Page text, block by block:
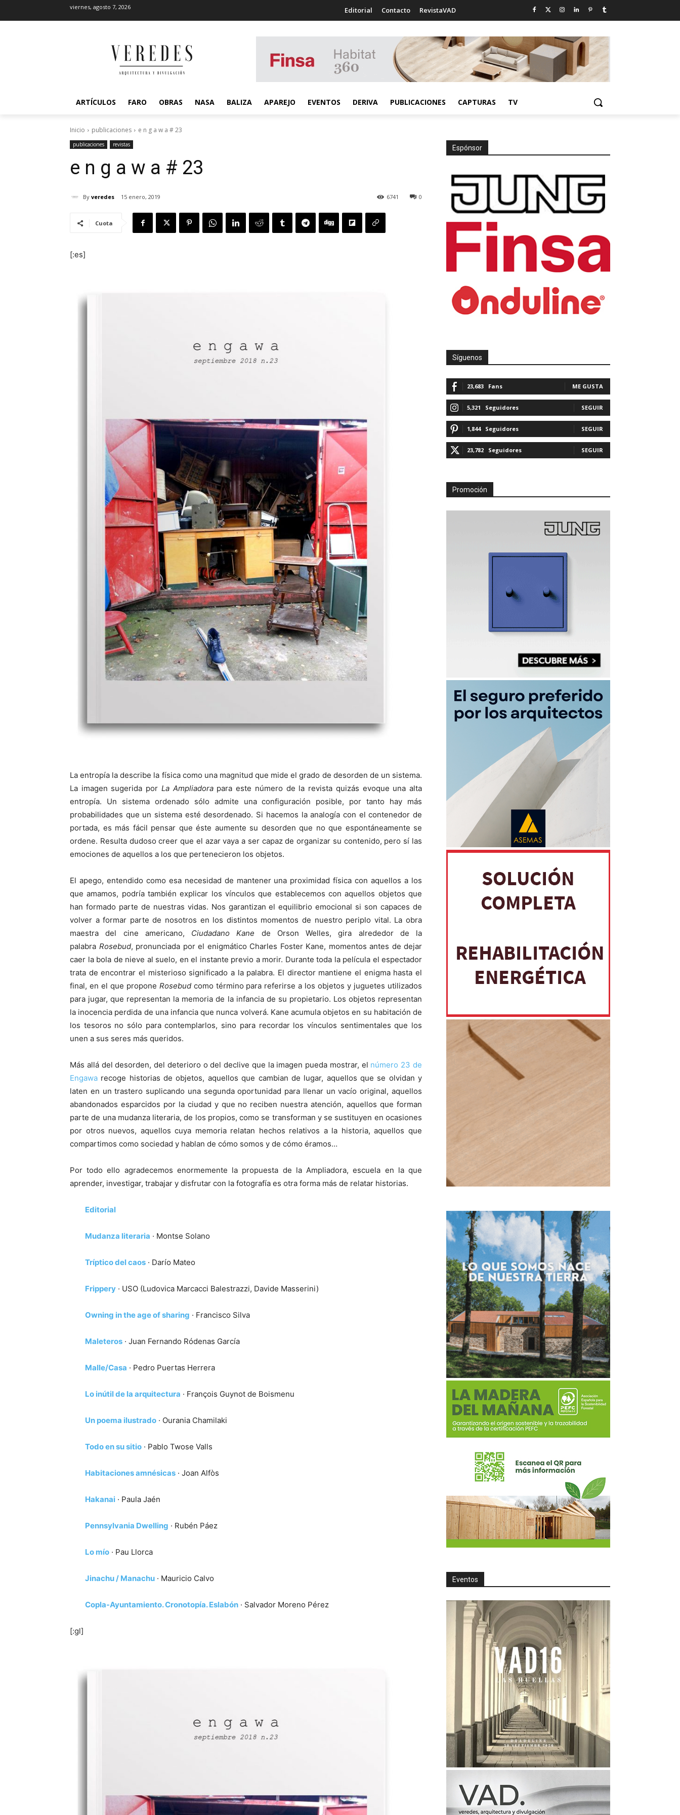
viernes, agosto 7, 2026 Editorial Contacto RevistaVAD
ARTÍCULOS FARO OBRAS NASA BALIZA APAREJO EVENTOS DERIVA PUBLICACIONES CAPTURAS TV
Inicio publicaciones e n g a w a # 23
publicaciones revistas
e n g a w a # 23
By veredes 15 enero, 2019 0
6741
Cuota
[:es]
La entropía la describe la física como una magnitud que mide el grado de desorden de un sistema.
La imagen sugerida por La Ampliadorapara este número de la revista quizás evoque una alta
entropía. Un sistema ordenado sólo admite una configuración posible, por tanto hay más
probabilidades que un sistema esté desordenado. Si hacemos la analogía con el contenedor de
portada, es más fácil pensar que éste aumente su desorden que no que espontáneamente se
ordene. Resulta dudoso creer que el azar vaya a ser capaz de organizar su contenido, pero sí las
emociones de aquellos a los que pertenecieron los objetos.
El apego, entendido como esa necesidad de mantener una proximidad física con aquellos a los
que amamos, podría también explicar los vínculos que establecemos con aquellos objetos que
han formado parte de nuestras vidas. Nos garantizan el equilibrio emocional si son capaces de
volver a formar parte de nosotros en los distintos momentos de nuestro periplo vital. La obra
maestra del cine americano, Ciudadano Kane de Orson Welles, gira alrededor de la
palabra Rosebud, pronunciada por el enigmático Charles Foster Kane, momentos antes de dejar
caer la bola de nieve al suelo, en el instante previo a morir. Durante toda la película el espectador
trata de encontrar el misterioso significado a la palabra. El director mantiene el enigma hasta el
final, en el que propone Rosebudcomo término para referirse a los objetos y juguetes utilizados
para jugar, que representan la memoria de la infancia de su propietario. Los objetos representan
la inocencia perdida de una infancia que nunca volverá. Kane acumula objetos en su habitación de
los tesoros no sólo para contemplarlos, sino para recordar los vínculos sentimentales que los
unen a sus seres más queridos.
Más allá del desorden, del deterioro o del declive que la imagen pueda mostrar, el número 23 de
Engawa recoge historias de objetos, aquellos que cambian de lugar, aquellos que se olvidan y
laten en un trastero suplicando una segunda oportunidad para llenar un vacío original, aquellos
abandonados esparcidos por la ciudad y que no reciben nuestra atención, aquellos que forman
parte de una mudanza literaria, de los propios, como se transforman y se sustituyen en ocasiones
por otros nuevos, aquellos cuya memoria relatan hechos relativos a la historia, aquellos que
compartimos como sociedad y hablan de cómo somos y de cómo éramos…
Por todo ello agradecemos enormemente la propuesta de la Ampliadora, escuela en la que
aprender, investigar, trabajar y disfrutar con la fotografía es otra forma más de relatar historias.
Editorial
Mudanza literaria · Montse Solano
Tríptico del caos · Darío Mateo
Frippery · USO (Ludovica Marcacci Balestrazzi, Davide Masserini)
Owning in the age of sharing · Francisco Silva
Maleteros · Juan Fernando Ródenas García
Malle/Casa · Pedro Puertas Herrera
Lo inútil de la arquitectura · François Guynot de Boismenu
Un poema ilustrado · Ourania Chamilaki
Todo en su sitio · Pablo Twose Valls
Habitaciones amnésicas · Joan Alfòs
Hakanai · Paula Jaén
Pennsylvania Dwelling · Rubén Páez
Lo mío · Pau Llorca
Jinachu / Manachu · Mauricio Calvo
Copla-Ayuntamiento. Cronotopía. Eslabón · Salvador Moreno Pérez
[:gl]
Espónsor
Síguenos
23,683 Fans ME GUSTA
5,321 Seguidores SEGUIR
1,844 Seguidores SEGUIR
23,782 Seguidores SEGUIR
Promoción
Eventos